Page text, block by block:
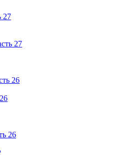
27
27
26
26
26